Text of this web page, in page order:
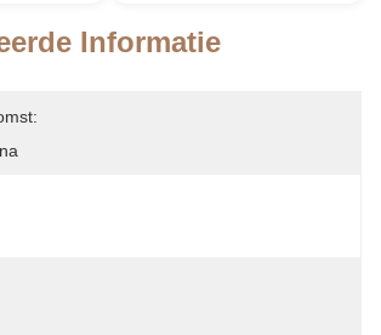
Informatie